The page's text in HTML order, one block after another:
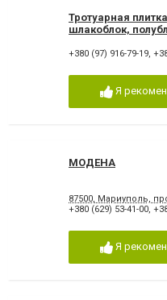
Тротуарная
шлакоблок,
+380 (97) 916-79-19,
Я
МОДЕНА
87500, Мариуполь,
+380 (629) 53-41-00,
Я